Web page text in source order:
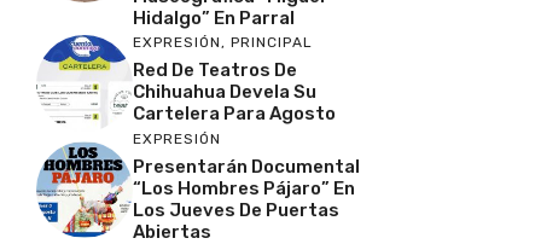
Hidalgo” En Parral
EXPRESIÓN, PRINCIPAL
Red De Teatros De
Chihuahua Devela Su
Cartelera Para Agosto
EXPRESIÓN
Presentarán Documental
“Los Hombres Pájaro” En
Los Jueves De Puertas
Abiertas